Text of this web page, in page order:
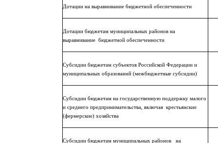
Дотации на выравнивание бюджетной обеспеченности
Дотации бюджетам муниципальных районов на
выравнивание бюджетной обеспеченности
Субсидии бюджетам субъектов Российской Федерации и
муниципальных образований (межбюджетные субсидии)
Субсидии бюджетам на государственную поддержку малого
и среднего предпринимательства, включая крестьянские
(фермерские) хозяйства
Субсидии бюджетам муниципальных районов
на